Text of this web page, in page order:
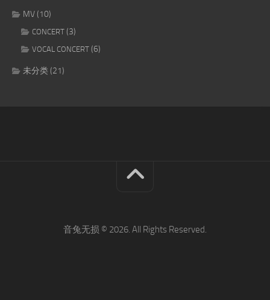
MV(10)
CONCERT (3)
VOCAL CONCERT (6)
未分类(21)
音兔无损 © 2026. All Rights Reserved.